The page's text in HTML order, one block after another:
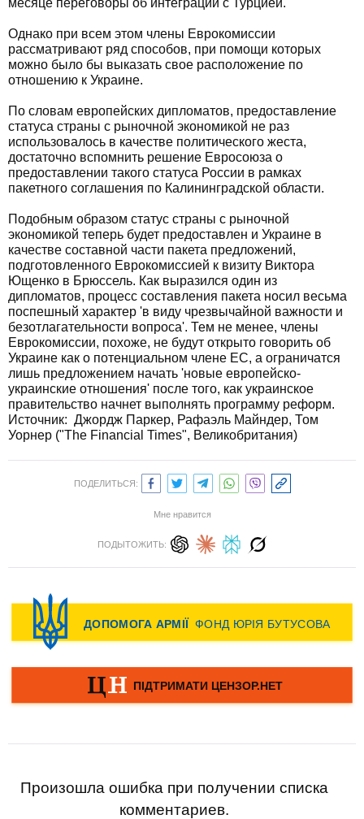
месяце переговоры об интеграции с Турцией.
Однако при всем этом члены Еврокомиссии
рассматривают ряд способов, при помощи которых
можно было бы выказать свое расположение по
отношению к Украине.
По словам европейских дипломатов, предоставление
статуса страны с рыночной экономикой не раз
использовалось в качестве политического жеста,
достаточно вспомнить решение Евросоюза о
предоставлении такого статуса России в рамках
пакетного соглашения по Калининградской области.
Подобным образом статус страны с рыночной
экономикой теперь будет предоставлен и Украине в
качестве составной части пакета предложений,
подготовленного Еврокомиссией к визиту Виктора
Ющенко в Брюссель. Как выразился один из
дипломатов, процесс составления пакета носил весьма
поспешный характер 'в виду чрезвычайной важности и
безотлагательности вопроса'. Тем не менее, члены
Еврокомиссии, похоже, не будут открыто говорить об
Украине как о потенциальном члене ЕС, а ограничатся
лишь предложением начать 'новые европейско-
украинские отношения' после того, как украинское
правительство начнет выполнять программу реформ.
Источник: Джордж Паркер, Рафаэль Майндер, Том
Уорнер ("The Financial Times", Великобритания)
ПОДЕЛИТЬСЯ:
Мне нравится
ПОДЫТОЖИТЬ:
Произошла ошибка при получении списка
комментариев.